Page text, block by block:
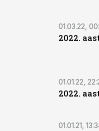
01.03.22,
2022.
01.01.22,
2022.
01.01.21,